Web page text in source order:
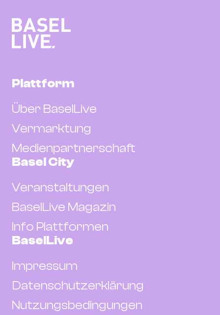
Plattform
Über BaselLive
Vermarktung
Medienpartnerschaft
Basel City
Veranstaltungen
BaselLive Magazin
Info Plattformen
BaselLive
Impressum
Datenschutzerklärung
Nutzungsbedingungen